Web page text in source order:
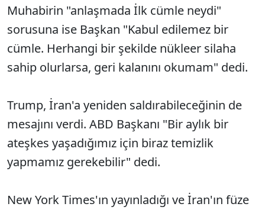
Muhabirin "anlaşmada İlk cümle neydi"
sorusuna ise Başkan "Kabul edilemez bir
cümle. Herhangi bir şekilde nükleer silaha
sahip olurlarsa, geri kalanını okumam" dedi.
Trump, İran'a yeniden saldırabileceğinin de
mesajını verdi. ABD Başkanı "Bir aylık bir
ateşkes yaşadığımız için biraz temizlik
yapmamız gerekebilir" dedi.
New York Times'ın yayınladığı ve İran'ın füze